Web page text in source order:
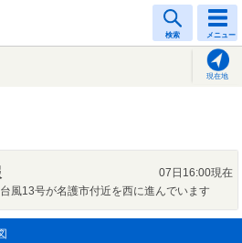
検索 メニュー
現在地
07日16:00現在
風13号が名護市付近を西に進んでいます